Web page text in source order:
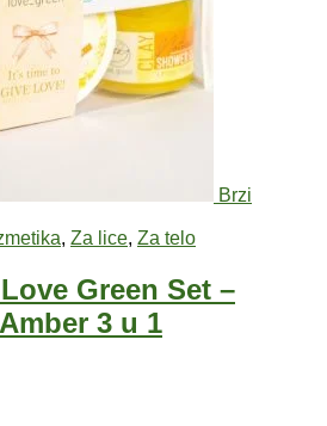
Brzi
, Za lice, Za telo
Green Set –
3 u 1